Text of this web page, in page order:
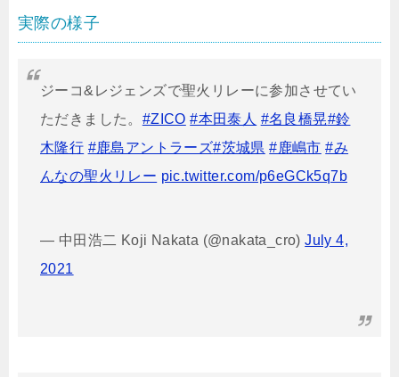
実際の様子
ジーコ&レジェンズで聖火リレーに参加させてい
ただきました。 #ZICO #本田泰人 #名良橋晃#鈴
木隆行 #鹿島アントラーズ#茨城県 #鹿嶋市 #み
んなの聖火リレー pic.twitter.com/p6eGCk5q7b
— 中田浩二 Koji Nakata (@nakata_cro)July 4,
2021